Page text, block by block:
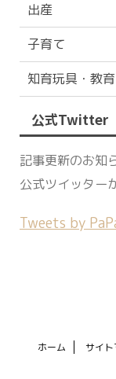
出産
子育て
知育玩具・教育
公式Twitter
記事更新のお知
公式ツイッター
Tweets by
ホーム サイ